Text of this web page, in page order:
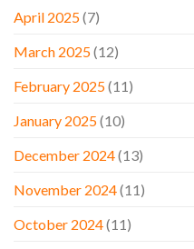
April 2025(7)
March 2025(12)
February 2025(11)
January 2025(10)
December 2024(13)
November 2024(11)
October 2024(11)